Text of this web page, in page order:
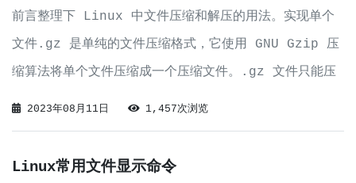
前言整理下 Linux 中文件压缩和解压的用法。实现单个
文件.gz 是单纯的文件压缩格式，它使用 GNU Gzip 压
缩算法将单个文件压缩成一个压缩文件。.gz 文件只能压
缩单个文件，不能用于压缩多个文件或文件夹。压缩文件：
# 压缩单个文件gzip text.txt解压文件：# 解压.gz
文件（单个
2023年08月11日 1,457次浏览
Linux常用文件显示命令